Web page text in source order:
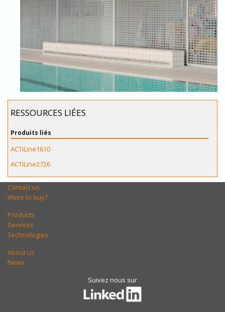
RESSOURCES LIÉES
Produits liés
ACTiLine1610
ACTiLine2726
Contact us
Were to buy?
Products
Services
Technologies
About us
News
Suivez nous sur